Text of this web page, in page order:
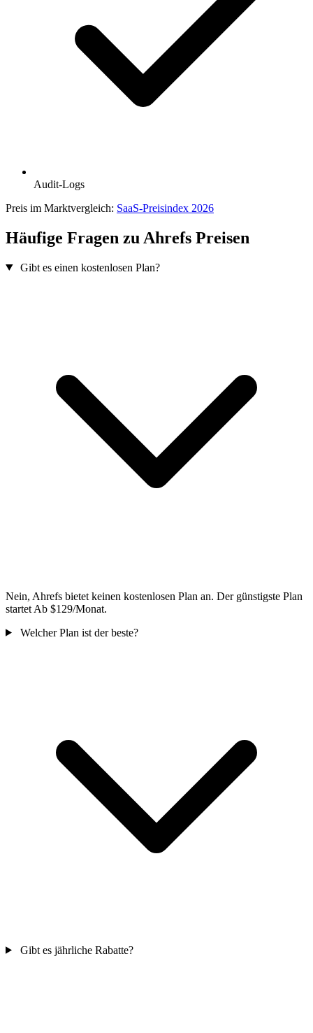
Audit-Logs
Preis im Marktvergleich: SaaS-Preisindex 2026
Häufige Fragen zu Ahrefs Preisen
Gibt es einen kostenlosen Plan?
Nein, Ahrefs bietet keinen kostenlosen Plan an. Der günstigste Plan
startet Ab $129/Monat.
Welcher Plan ist der beste?
Gibt es jährliche Rabatte?